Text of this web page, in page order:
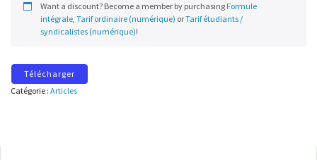
Want a discount? Become a member by purchasing Formule
intégrale, Tarif ordinaire (numérique) orTarif étudiants /
syndicalistes (numérique)!
Télécharger
Catégorie : Articles